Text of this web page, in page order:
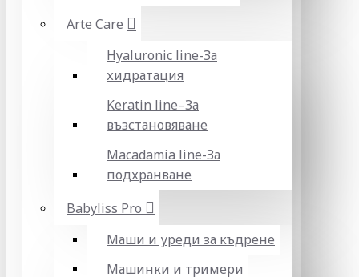
Arte Care
Hyaluronic line-За
хидратация
Keratin line–За
възстановяване
Macadamia line-За
подхранване
Babyliss Pro
Маши и уреди за къдрене
Машинки и тримери